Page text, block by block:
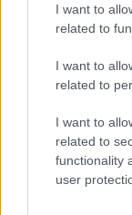
I want to
related to
I want to
related to
I want to
related to
functionality
user
egremni-beach-
Pixabay
Ειδικά
Εγρεμνοί
της
Πόρτο
πανηγυρικά)
μεγάλες